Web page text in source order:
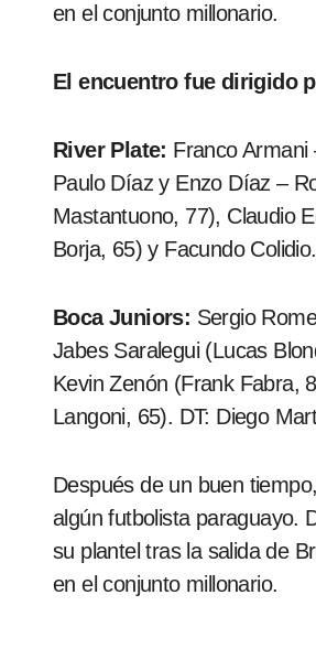
en el conjunto millonario.
El encuentro fue dirigido
River Plate: Franco Armani
Paulo Díaz y Enzo Díaz –
Mastantuono, 77), Claudio
Borja, 65) y Facundo
Boca Juniors: Sergio
Jabes Saralegui (Lucas
Kevin Zenón (Frank Fabra,
Langoni, 65). DT: Diego
Después de un buen
algún futbolista paraguayo.
su plantel tras la salida de
en el conjunto millonario.